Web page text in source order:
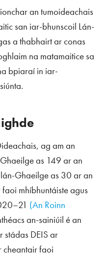
an tumoideachais
san iar-bhunscoil Lán-
a thabhairt ar conas
na matamaitice sa
bpiaraí in iar-
ag am an
as 149 ar an
Ghaeilge as 30 ar an
mhíbhuntáiste agus
(An Roinn
an-sainiúil é an
stádas DEIS ar
cheantair faoi